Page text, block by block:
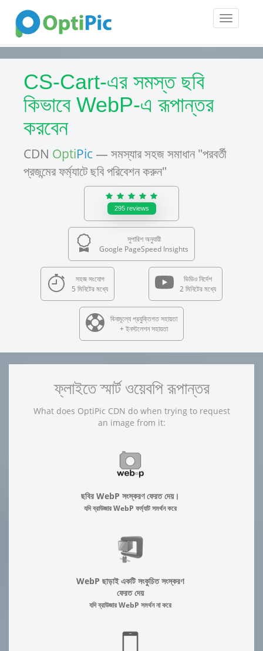
Toggle
CS-Cart-এর সমস্ত ছবি
কিভাবে WebP-এ রূপান্তর
করবেন
CDN OptiPic — সমস্যার সহজ সমাধান "পরবর্তী
প্রজন্মের ফর্ম্যাটে ছবি পরিবেশন করুন"
295 reviews
সুপারিশ অনুযায়ী
Google PageSpeed Insights
সহজ সংযোগ
5 মিনিটের মধ্যে
ভিডিও নির্দেশ
2 মিনিটের মধ্যে
বিনামূল্যে প্রযুক্তিগত সহায়তা
+ ইনস্টলেশন সহায়তা
ফ্লাইতে স্মার্ট ওয়েবপি রূপান্তর
What does OptiPic CDN do when trying to request
an image from it:
ছবির WebP সংস্করণ ফেরত দেয়।
যদি ব্রাউজার WebP ফর্ম্যাট সমর্থন করে
WebP ছাড়াই একটি সংকুচিত সংস্করণ
ফেরত দেয়
যদি ব্রাউজার WebP সমর্থন না করে